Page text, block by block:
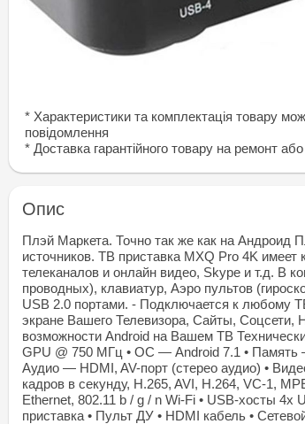
* Характеристики та комплектація товару
повідомлення
* Доставка гарантiйного товару на ремонт
Опис
Плэй Маркета. Точно так же как на Андроид
источников. ТВ приставка MXQ Pro 4K
телеканалов и онлайн видео, Skype и т.д. В
проводных), клавиатур, Аэро пультов
USB 2.0 портами. - Подключается к любому
экране Вашего Телевизора, Сайты, Соцсети,
возможности Android на Вашем ТВ
GPU @ 750 МГц • ОС — Android 7.1 • Память
Аудио — HDMI, AV-порт (стерео аудио) •
кадров в секунду, H.265, AVI, H.264, VC-1,
Ethernet, 802.11 b / g / n Wi-Fi • USB-хосты
приставка • Пульт ДУ • HDMI кабель •